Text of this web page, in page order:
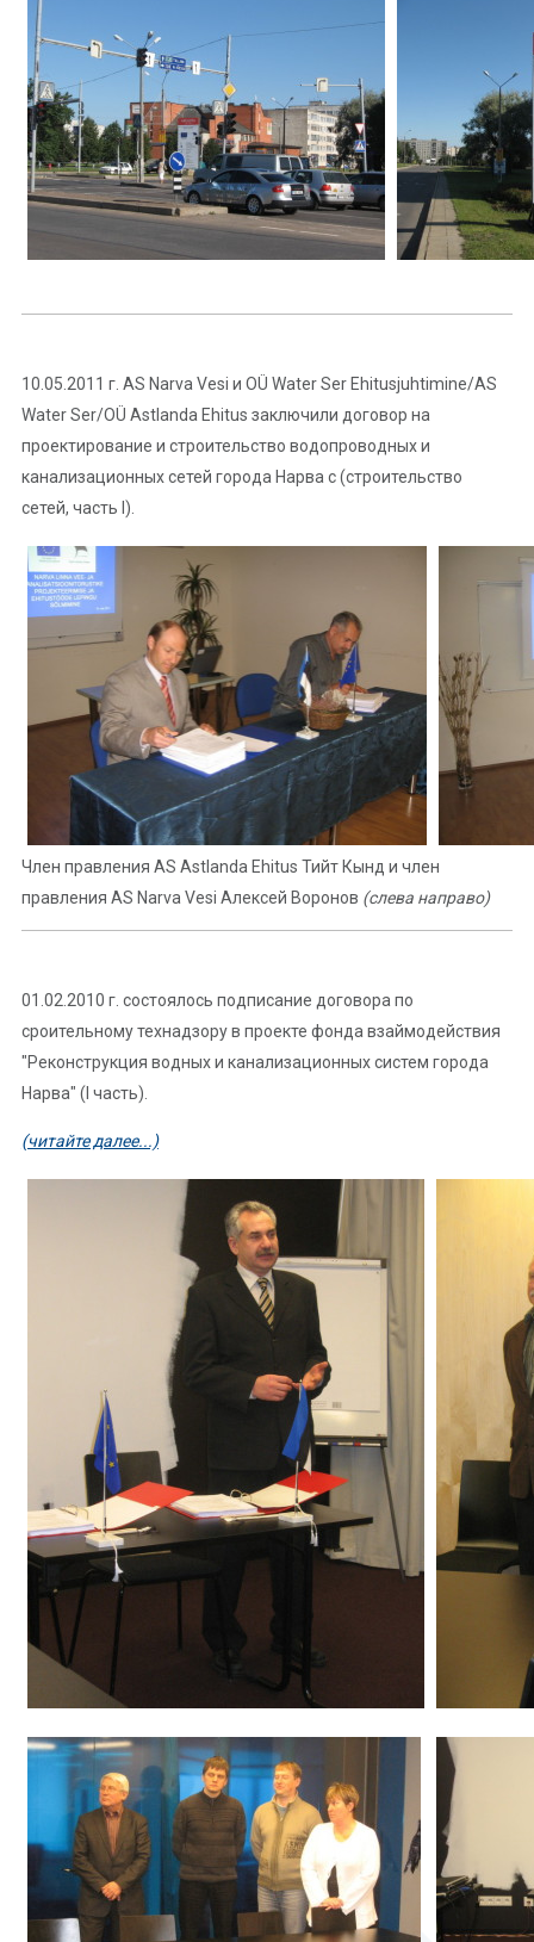
10.05.2011 г. АS Narva Vesi и OÜ Water Ser Ehitusjuhtimine/AS
Water Ser/OÜ Astlanda Ehitus заключили договор на
проектирование и строительство водопроводных и
канализационных сетей города Нарва с (строительство
сетей, часть I).
Член правления AS Astlanda Ehitus Тийт Кынд и член
правления AS Narva Vesi Алексей Воронов (слева направо)
01.02.2010 г. состоялось подписание договора по
сроительному технадзору в проекте фонда взаймодействия
"Реконструкция водных и канализационных систем города
Нарва" (I часть).
(читайте далее...)